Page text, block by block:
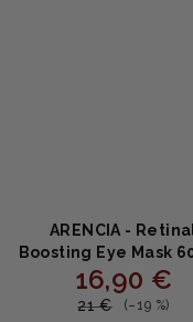
ARENCIA -
Boosting Eye Mask
Spevňujúce
náplasti s
16,90 €
21 € (–19 %)